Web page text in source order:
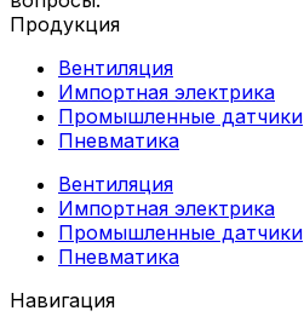
Продукция
Вентиляция
Импортная электрика
Промышленные датчики
Пневматика
Вентиляция
Импортная электрика
Промышленные датчики
Пневматика
Навигация